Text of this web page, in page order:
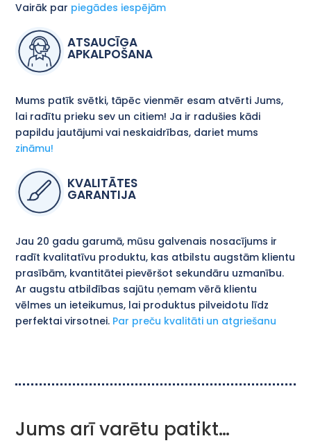
Vairāk par piegādes iespējām
ATSAUCĪGA
APKALPOŠANA
Mums patīk svētki, tāpēc vienmēr esam atvērti Jums,
lai radītu prieku sev un citiem! Ja ir radušies kādi
papildu jautājumi vai neskaidrības, dariet mums
zināmu!
KVALITĀTES
GARANTIJA
Jau 20 gadu garumā, mūsu galvenais nosacījums ir
radīt kvalitatīvu produktu, kas atbilstu augstām klientu
prasībām, kvantitātei pievēršot sekundāru uzmanību.
Ar augstu atbildības sajūtu ņemam vērā klientu
vēlmes un ieteikumus, lai produktus pilveidotu līdz
perfektai virsotnei. Par preču kvalitāti un atgriešanu
Jums arī varētu patikt…